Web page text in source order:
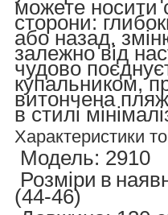
можете носити
сторони:
або назад,
залежно від
чудово
купальником,
витончена
в стилі
Характеристики
Модель: 2910
Розміри в
(44-46)